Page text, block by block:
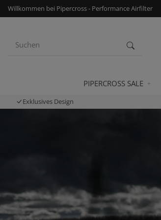
Willkommen bei Pipercross - Performance Airfilter
PIPERCROSS SALE
Exklusives Design